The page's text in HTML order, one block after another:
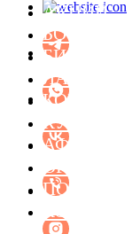
АКЦИИ
БОУЛИНГ
БИЛЬЯРД
ЛАЗЕРТАГ
КОНЦЕРТ-
КУХНЯ
АФИША
КОНТАКТЫ
БИЛЬЯРД